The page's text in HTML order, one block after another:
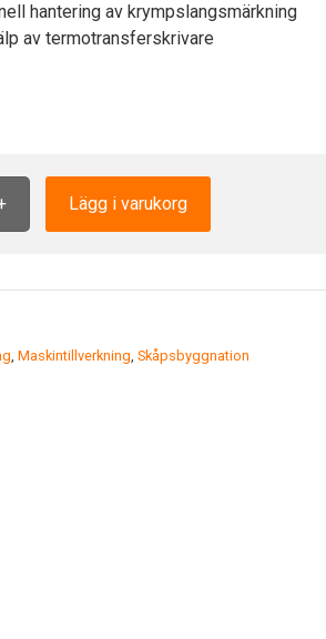
hantering av krympslangsmärkning
av termotransferskrivare
Lägg i varukorg
, Maskintillverkning, Skåpsbyggnation